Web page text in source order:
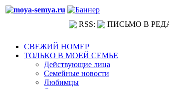
RSS: ПИСЬМО В
СВЕЖИЙ НОМЕР
ТОЛЬКО В МОЕЙ СЕМЬЕ
Действующие лица
Семейные новости
Любимцы